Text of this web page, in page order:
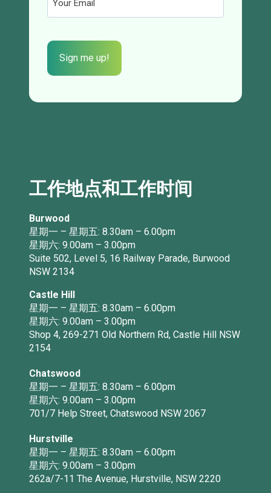
工作地点和工作时间
Burwood
星期一 – 星期五: 8.30am – 6.00pm
星期六: 9.00am – 3.00pm
Suite 502, Level 5, 16 Railway Parade, Burwood
NSW 2134
Castle Hill
星期一 – 星期五: 8.30am – 6.00pm
星期六: 9.00am – 3.00pm
Shop 4, 269-271 Old Northern Rd, Castle Hill NSW
2154
Chatswood
星期一 – 星期五: 8.30am – 6.00pm
星期六: 9.00am – 3.00pm
701/7 Help Street, Chatswood NSW 2067
Hurstville
星期一 – 星期五: 8.30am – 6.00pm
星期六: 9.00am – 3.00pm
262a/7-11 The Avenue, Hurstville, NSW 2220